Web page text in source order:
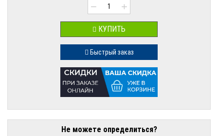
− +
КУПИТЬ
Быстрый заказ
Не можете определиться?